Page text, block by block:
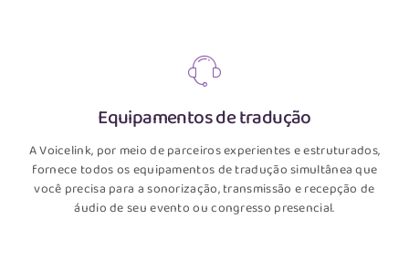
Equipamentos de tradução
A Voicelink, por meio de parceiros experientes e estruturados,
fornece todos os equipamentos de tradução simultânea que
você precisa para a sonorização, transmissão e recepção de
áudio de seu evento ou congresso presencial.